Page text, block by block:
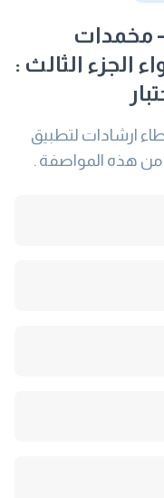
– مخمدات
الجزء الثالث :
ارشادات لتطبيق
من هذه المواصفة .